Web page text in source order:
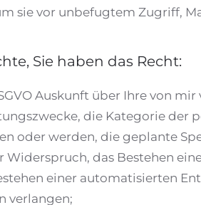
sie vor unbefugtem Zugriff,
Sie haben das Recht:
Auskunft über Ihre von
die Kategorie der
oder werden, die geplante
Widerspruch, das Bestehen
einer automatisierten
verlangen;